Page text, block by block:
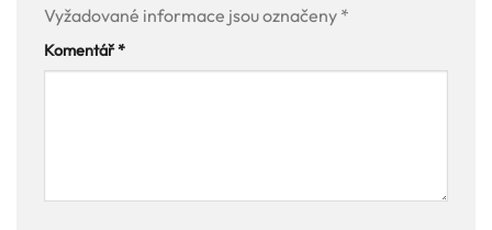
Vyžadované informace jsou označeny *
Komentář*